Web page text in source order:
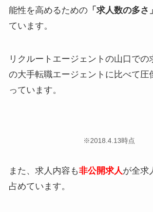
能性を高めるための「求人数の多さ」
ています。
リクルートエージェントの山口での
の大手転職エージェントに比べて圧
っています。
※2018.4.13時点
また、求人内容も非公開求人が全求
占めています。